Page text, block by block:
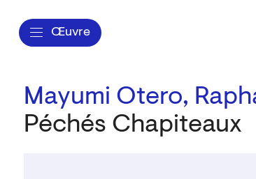
Œuvre
Mayumi Otero,
Péchés Chapiteaux